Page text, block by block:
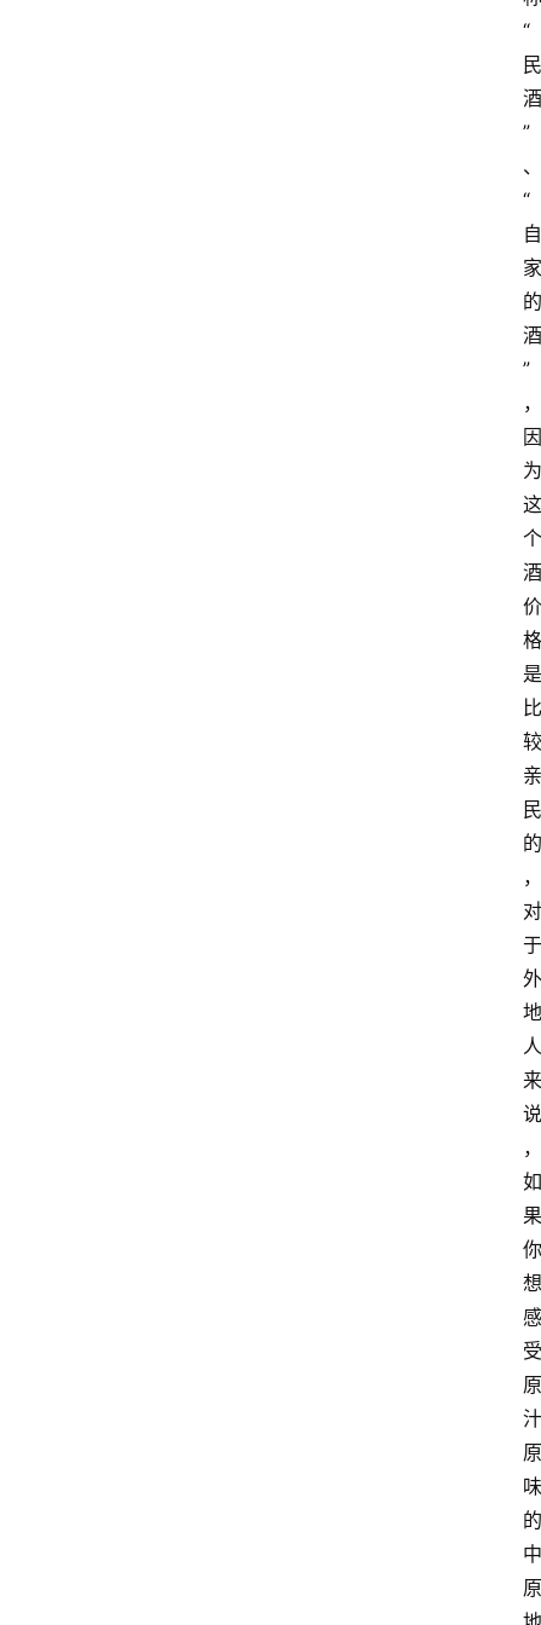
“
民
酒
”
、
“
自
家
的
酒
”
，
因
为
这
个
酒
价
格
是
比
较
亲
民
的
，
对
于
外
地
人
来
说
，
如
果
你
想
感
受
原
汁
原
味
的
中
原